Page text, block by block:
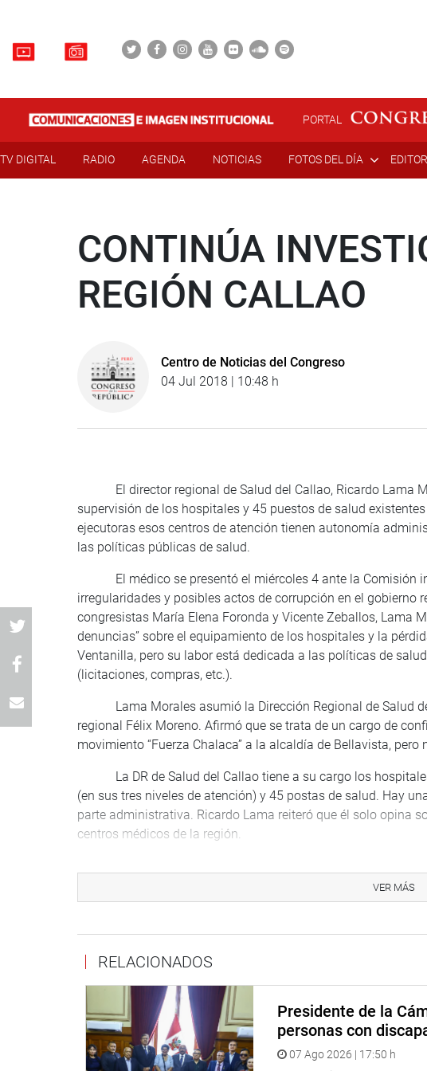
PORTAL
TV DIGITAL RADIO AGENDA NOTICIAS FOTOS DEL DÍA
CONTINÚA
REGIÓN CALLAO
Centro de Noticias del Congreso
04 Jul 2018 | 10:48 h
El director regional de Salud del Callao, Ricardo Lama
supervisión de los hospitales y 45 puestos de salud
ejecutoras esos centros de atención tienen autonomía
las políticas públicas de salud.
El médico se presentó el miércoles 4 ante la Comisión
irregularidades y posibles actos de corrupción en el gobierno
congresistas María Elena Foronda y Vicente Zeballos, Lama
denuncias” sobre el equipamiento de los hospitales y la
Ventanilla, pero su labor está dedicada a las políticas de
(licitaciones, compras, etc.).
Lama Morales asumió la Dirección Regional de Salud
regional Félix Moreno. Afirmó que se trata de un cargo de
movimiento “Fuerza Chalaca” a la alcaldía de Bellavista,
La DR de Salud del Callao tiene a su cargo los hospitales
(en sus tres niveles de atención) y 45 postas de salud. Hay
parte administrativa. Ricardo Lama reiteró que él solo opina
centros médicos de la región.
equipo médico del hospital itinerante que fue transferido a
emergencia), y que las investigaciones están a cargo de la
El director regional informó que el presupuesto anual del
cuales unos 100 millones son recursos ordinarios y 17
nombrados, 800 bajo el régimen CAS y alrededor de 600 por
“trabajadores fantasmas”.
Al respecto, el presidente de la comisión, congresista
multipartidario la relación del personal médico y administrativo.
VER MÁS
RELACIONADOS
Presidente de la
personas con
07 Ago 2026 | 17:50 h